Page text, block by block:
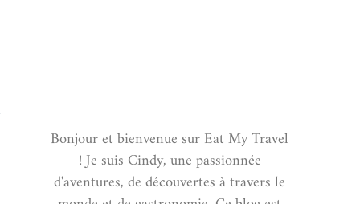
Bonjour et bienvenue sur Eat My Travel
! Je suis Cindy, une passionnée
d'aventures, de découvertes à travers le